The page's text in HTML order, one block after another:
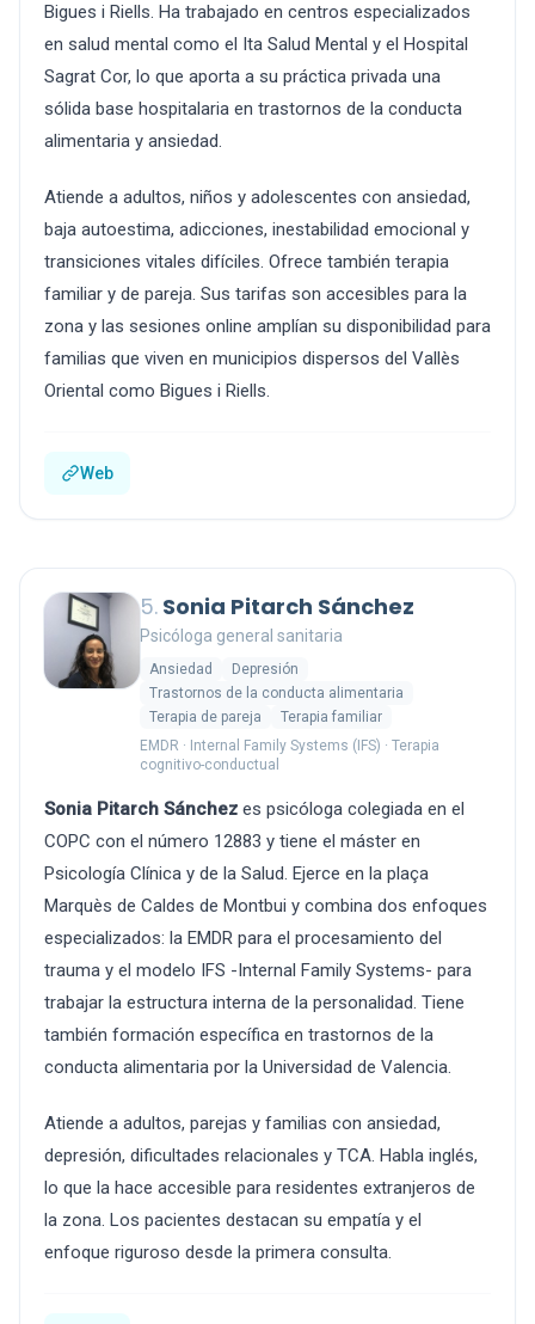
Bigues i Riells. Ha trabajado en centros especializados
en salud mental como el Ita Salud Mental y el Hospital
Sagrat Cor, lo que aporta a su práctica privada una
sólida base hospitalaria en trastornos de la conducta
alimentaria y ansiedad.
Atiende a adultos, niños y adolescentes con ansiedad,
baja autoestima, adicciones, inestabilidad emocional y
transiciones vitales difíciles. Ofrece también terapia
familiar y de pareja. Sus tarifas son accesibles para la
zona y las sesiones online amplían su disponibilidad para
familias que viven en municipios dispersos del Vallès
Oriental como Bigues i Riells.
Web
5. Sonia Pitarch Sánchez
Psicóloga general sanitaria
Ansiedad
Depresión
Trastornos de la conducta alimentaria
Terapia de pareja
Terapia familiar
EMDR · Internal Family Systems (IFS) · Terapia
cognitivo-conductual
Sonia Pitarch Sánchez es psicóloga colegiada en el
COPC con el número 12883 y tiene el máster en
Psicología Clínica y de la Salud. Ejerce en la plaça
Marquès de Caldes de Montbui y combina dos enfoques
especializados: la EMDR para el procesamiento del
trauma y el modelo IFS -Internal Family Systems- para
trabajar la estructura interna de la personalidad. Tiene
también formación específica en trastornos de la
conducta alimentaria por la Universidad de Valencia.
Atiende a adultos, parejas y familias con ansiedad,
depresión, dificultades relacionales y TCA. Habla inglés,
lo que la hace accesible para residentes extranjeros de
la zona. Los pacientes destacan su empatía y el
enfoque riguroso desde la primera consulta.